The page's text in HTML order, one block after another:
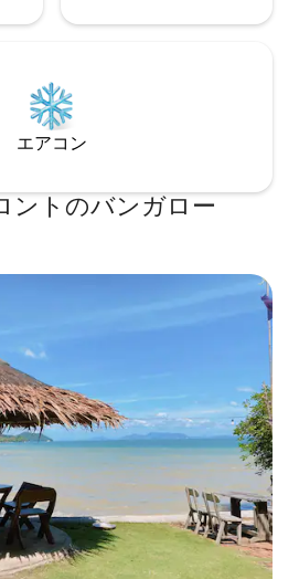
エアコン
ントのバンガロー